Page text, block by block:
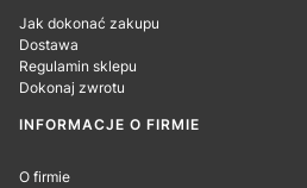
Jak dokonać zakupu
Dostawa
Regulamin sklepu
Dokonaj zwrotu
INFORMACJE O FIRMIE
O firmie